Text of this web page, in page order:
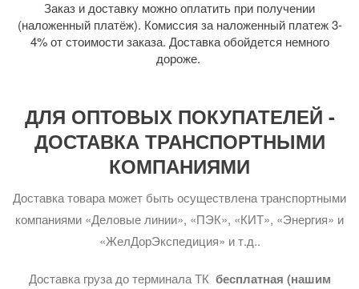
Заказ и доставку можно оплатить при получении
(наложенный платёж). Комиссия за наложенный платеж 3-
4% от стоимости заказа. Доставка обойдется немного
дороже.
ДЛЯ ОПТОВЫХ ПОКУПАТЕЛЕЙ -
ДОСТАВКА ТРАНСПОРТНЫМИ
КОМПАНИЯМИ
Доставка товара может быть осуществлена транспортными
компаниями «Деловые линии», «ПЭК», «КИТ», «Энергия» и
«ЖелДорЭкспедиция» и т.д..
Доставка груза до терминала ТК бесплатная (нашим